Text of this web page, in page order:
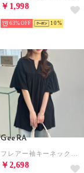
￥1,998
63% 10
GeeRA
￥2,698